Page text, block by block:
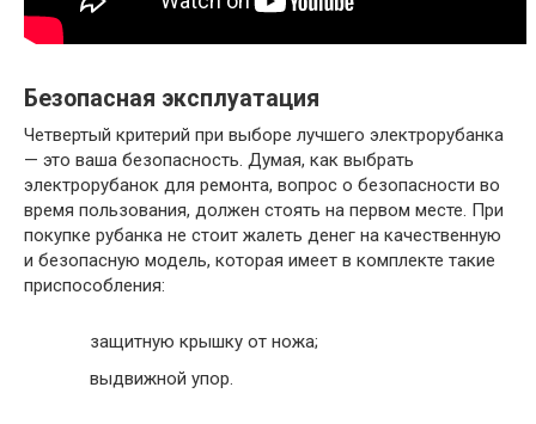
Безопасная эксплуатация
Четвертый критерий при выборе лучшего электрорубанка
— это ваша безопасность. Думая, как выбрать
электрорубанок для ремонта, вопрос о безопасности во
время пользования, должен стоять на первом месте. При
покупке рубанка не стоит жалеть денег на качественную
и безопасную модель, которая имеет в комплекте такие
приспособления:
защитную крышку от ножа;
выдвижной упор.